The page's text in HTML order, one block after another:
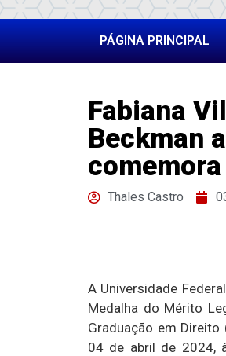
PÁGINA PRINCIPAL
Fabiana
Beckman
Thales Castro
A Universidade
Medalha do Mérito
Graduação em Direito
04 de abril de 2024,